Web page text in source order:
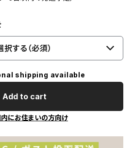
択する（必須）
shipping available
Add to cart
にお住まいの方向け